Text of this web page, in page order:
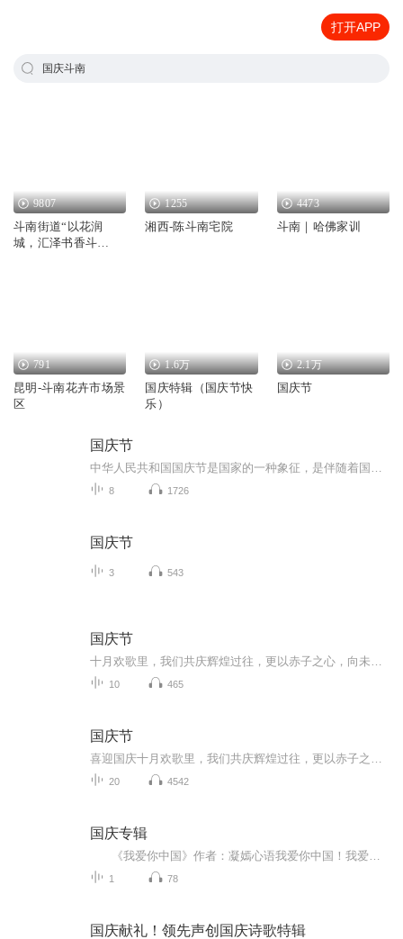
打开APP
国庆斗南
9807
斗南街道“以花润
城，汇泽书香斗
1255
湘西-陈斗南宅院
4473
斗南｜哈佛家训
791
昆明-斗南花卉市场景
区
1.6万
国庆特辑（国庆节快
乐）
2.1万
国庆节
国庆节
8 1726
国庆节
3 543
国庆节
10 465
国庆节
20 4542
国庆专辑
1 78
国庆献礼！领先声创国庆诗歌特辑